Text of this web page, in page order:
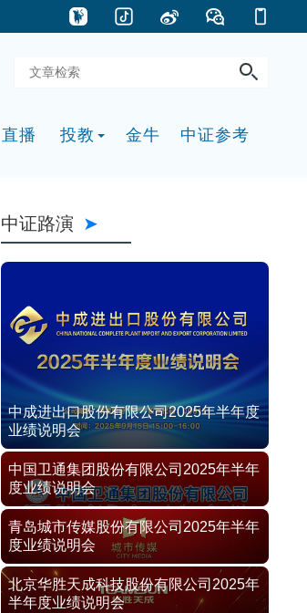
直播 投教 金牛 中证参考
中证路演
中成进出口股份有限公司2025年半年度
业绩说明会
中国卫通集团股份有限公司2025年半年
度业绩说明会
青岛城市传媒股份有限公司2025年半年
度业绩说明会
北京华胜天成科技股份有限公司2025年
半年度业绩说明会